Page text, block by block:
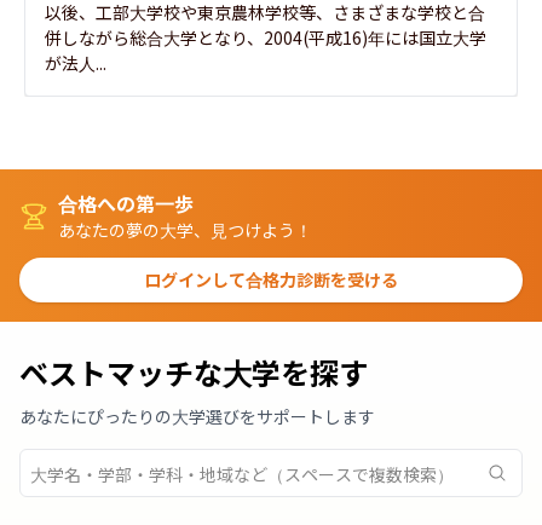
以後、工部大学校や東京農林学校等、さまざまな学校と合
併しながら総合大学となり、2004(平成16)年には国立大学
が法人...
合格への第一歩
あなたの夢の大学、見つけよう！
ログインして合格力診断を受ける
ベストマッチな大学を探す
あなたにぴったりの大学選びをサポートします